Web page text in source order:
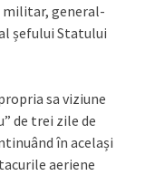
militar, general-
șefului Statului
sa viziune
de trei zile de
în același
aeriene